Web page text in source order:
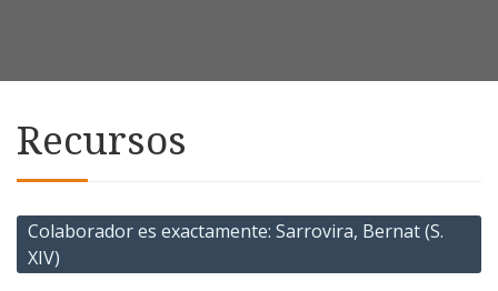
Recursos
Colaborador es exactamente Sarrovira, Bernat (S.
XIV)